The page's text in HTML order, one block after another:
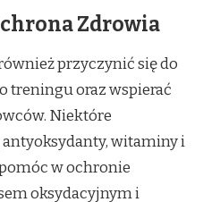
Zdrowia
przyczynić się do
treningu oraz wspierać
Niektóre
witaminy i
w ochronie
oksydacyjnym i